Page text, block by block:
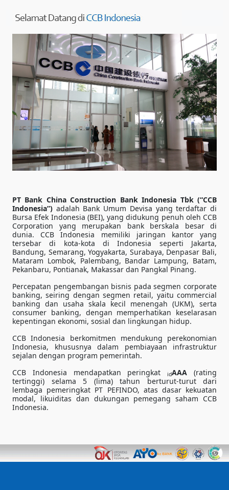
PT Bank China Construction Bank Indonesia Tbk (“CCB
Indonesia”) adalah Bank Umum Devisa yang terdaftar di
Bursa Efek Indonesia (BEI), yang didukung penuh oleh CCB
Corporation yang merupakan bank berskala besar di
dunia. CCB Indonesia memiliki jaringan kantor yang
tersebar di kota-kota di Indonesia seperti Jakarta,
Bandung, Semarang, Yogyakarta, Surabaya, Denpasar Bali,
Mataram Lombok, Palembang, Bandar Lampung, Batam,
Pekanbaru, Pontianak, Makassar dan Pangkal Pinang.
Percepatan pengembangan bisnis pada segmen corporate
banking, seiring dengan segmen retail, yaitu commercial
banking dan usaha skala kecil menengah (UKM), serta
consumer banking, dengan memperhatikan keselarasan
kepentingan ekonomi, sosial dan lingkungan hidup.
CCB Indonesia berkomitmen mendukung perekonomian
Indonesia, khususnya dalam pembiayaan infrastruktur
sejalan dengan program pemerintah.
CCB Indonesia mendapatkan peringkatidAAA (rating
tertinggi) selama 5 (lima) tahun berturut-turut dari
lembaga pemeringkat PT PEFINDO, atas dasar kekuatan
modal, likuiditas dan dukungan pemegang saham CCB
Indonesia.